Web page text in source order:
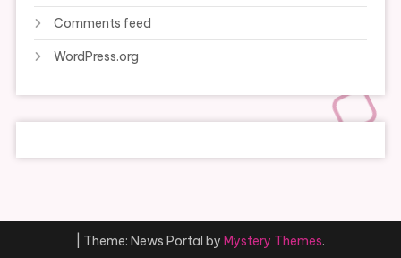
Comments feed
WordPress.org
Theme: News Portal by Mystery Themes.